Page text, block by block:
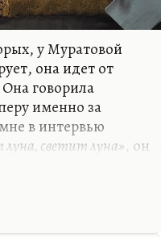
у Муратовой
она идет от
говорила
именно за
в интервью
светит луна», он
это было
формой она же
повторов,